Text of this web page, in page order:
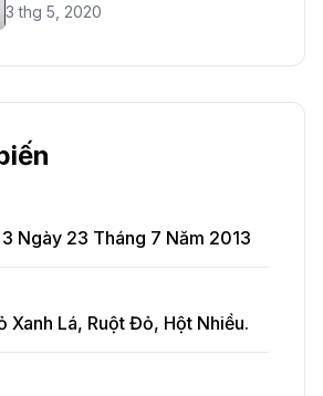
3 thg 5, 2020
Ngày 23 Tháng 7 Năm 2013
Xanh Lá, Ruột Đỏ, Hột Nhiều.